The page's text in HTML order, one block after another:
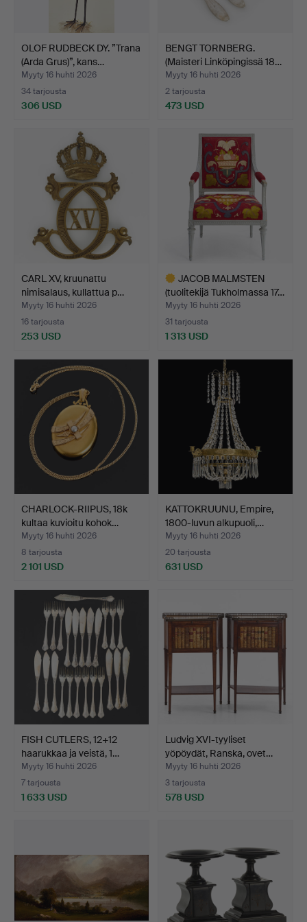
OLOF RUDBECK DY. ”Trana
(Arda Grus)”, kans…
Myyty 16 huhti 2026
34 tarjousta
306 USD
BENGT TORNBERG.
(Maisteri Linköpingissä 18…
Myyty 16 huhti 2026
2 tarjousta
473 USD
CARL XV, kruunattu
nimisalaus, kullattua p…
Myyty 16 huhti 2026
16 tarjousta
253 USD
JACOB MALMSTEN
(tuolitekijä Tukholmassa 17…
Myyty 16 huhti 2026
31 tarjousta
1 313 USD
CHARLOCK-RIIPUS, 18k
kultaa kuvioitu kohok…
Myyty 16 huhti 2026
8 tarjousta
2 101 USD
KATTOKRUUNU, Empire,
1800-luvun alkupuoli,…
Myyty 16 huhti 2026
20 tarjousta
631 USD
FISH CUTLERS, 12+12
haarukkaa ja veistä, 1…
Myyty 16 huhti 2026
7 tarjousta
1 633 USD
Ludvig XVI-tyyliset
yöpöydät, Ranska, ovet…
Myyty 16 huhti 2026
3 tarjousta
578 USD